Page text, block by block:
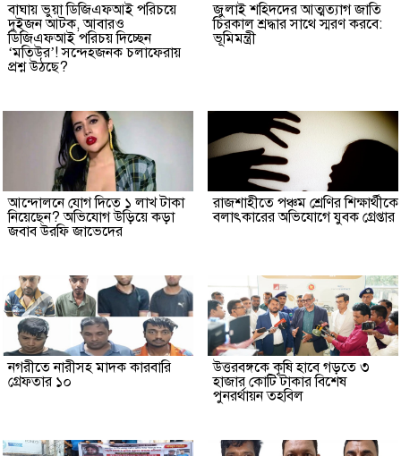
বাঘায় ভুয়া ডিজিএফআই পরিচয়ে
দুইজন আটক, আবারও
ডিজিএফআই পরিচয় দিচ্ছেন
‘মতিউর’! সন্দেহজনক চলাফেরায়
প্রশ্ন উঠছে?
জুলাই শহিদদের আত্মত্যাগ জাতি
চিরকাল শ্রদ্ধার সাথে স্মরণ করবে:
ভূমিমন্ত্রী
আন্দোলনে যোগ দিতে ১ লাখ টাকা
নিয়েছেন? অভিযোগ উড়িয়ে কড়া
জবাব উরফি জাভেদের
রাজশাহীতে পঞ্চম শ্রেণির শিক্ষার্থীকে
বলাৎকারের অভিযোগে যুবক গ্রেপ্তার
নগরীতে নারীসহ মাদক কারবারি
গ্রেফতার ১০
উত্তরবঙ্গকে কৃষি হাবে গড়তে ৩
হাজার কোটি টাকার বিশেষ
পুনরর্থায়ন তহবিল